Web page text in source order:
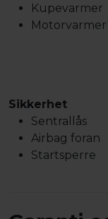
Kupevarmer
Motorvarmer
Sikkerhet
Sentrallås
Airbag foran
Startsperre